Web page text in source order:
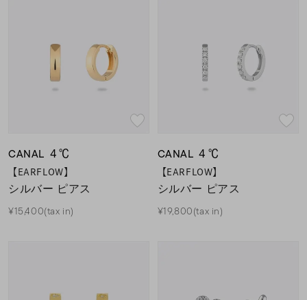
CANAL ４℃
【EARFLOW】
シルバー ピアス
¥15,400(tax in)
CANAL ４℃
【EARFLOW】
シルバー ピアス
¥19,800(tax in)